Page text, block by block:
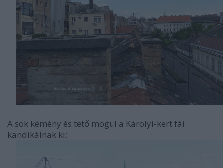
A sok kémény és tető mögül a Károlyi-kert fái
kandikálnak ki: